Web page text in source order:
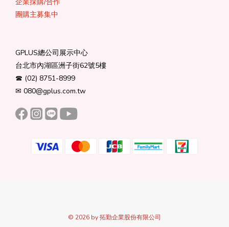
團購主募集中
GPLUS總公司展示中心
台北市內湖區洲子街62號5樓
☎ (02) 8751-8999
✉ 080@gplus.com.tw
© 2026 by 拓勤企業股份有限公司